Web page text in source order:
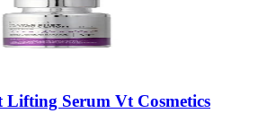
Lifting Serum Vt Cosmetics